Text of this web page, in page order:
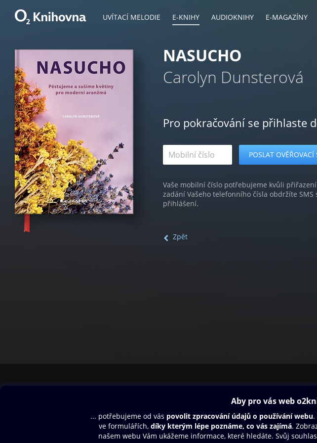
UVÍTACÍ MELODIE E-KNIHY AUDIOKNIHY E-MAGAZÍNY
NASUCHO
Carolyn Dunsterová
Pro pokračování se přihlaste
Vaše mobilní číslo potřebujeme kvůli
zadání Vašeho telefonního čísla obdržíte
přihlášení.
Zpět
Aplikace a hry
SMS/MMS Info
Blog
Dárkový poukaz
Nápověda
Oneplay
Sport